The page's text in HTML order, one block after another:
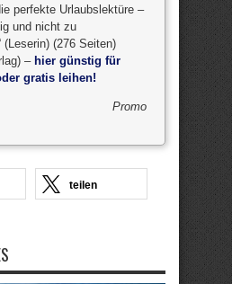
perfekte Urlaubslektüre –
und nicht zu
(276 Seiten)
– hier günstig für
gratis leihen!
Promo
teilen